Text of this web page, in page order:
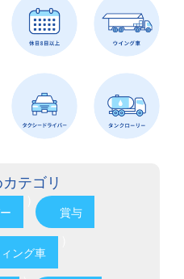
テゴリ
賞与
ング車